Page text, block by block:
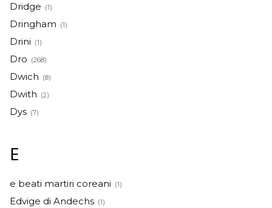
Dridge (1)
Dringham (1)
Drini (1)
Dro (268)
Dwich (8)
Dwith (2)
Dys (7)
E
e beati martiri coreani (1)
Edvige di Andechs (1)